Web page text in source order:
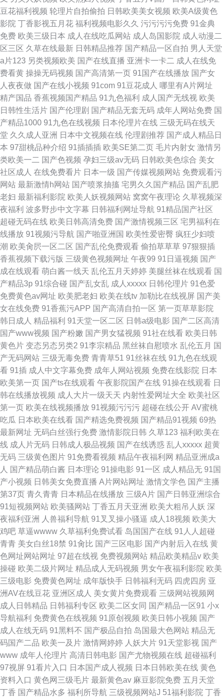
豆花福利视频 轮理片自拍偷拍 日韩欧美美女视频 欧美A级黄色
影院 丁香影视五月花 福利视频电影久久 污污污污免费 91金典
免费 欧美三级日本 成人在线吃瓜网站 成人岛国影院 成人动漫二
区三区 久草在线最新 日韩精品推荐 国产精品一区自拍 男人天堂
a片123 另类视频欧美 国产在线直播 亚洲卡一卡二 成人在线免
费看黄 操操无码视频 国产高清第一页 91国产在线播放 国产女
人夜夜做 国产在线小视频 91com 91豆花成人 哪里有A片网址
精产国品 香蕉视频国产精品 91九色福利 成人国产无线视 欧美
日韩性生活片 国产伦理剧 国产精品无套无码 成年人网站免费 国
产精品1000 91九色在线视频 日本伦理片在线 三级无码在线天
堂 久久成人亚洲 日本中文视频在线 伦理剧推荐 国产成人精品日
本 97甜桃品种介绍 91插插插 欧美SE第二页 毛片内射女 激情另
类欧美一二 国产色视频 孕妇三级av无码 日韩欧美色综合 美女
社区成人 在线免费看片 日本一级 国产传媒视频网站 免费观看污
网站 最新激情h网站 国产喷浆抽搐 宅男久久国产精品 国产乱肥
老妇 最新福利影院 欧美人妖视频网站 窝窝午夜理论 久草视频深
夜福利 波多野步中文字幕 日韩福利网址导航 91精品国产社区
超碰无码在线 欧美日韩高清免费 国产激情视频三区 宅男福利在
线播放 91视频污导航 国产啪亚洲国 欧美性爱密臀 疯狂少妇喷
潮 欧美肏屄一区二区 国产乱伦免费观看 偷拍草草草 97狠狠插
香蕉视频下载污版 三级黄色视频网址 午夜99 91日逼视频 国产
成在线观看 萌白酱一线天 乱伦五月天婷婷 美腿丝袜在线观看 国
产精品3p 91综合碰 国产乱女乱 成人xxxxx 日韩伦理片 91色爱
免费黄色av网址 欧美肥老妇 欧美在线tv 加勒比在线视屏 国产美
女在线免费 91香蕉污APP 国产高清自拍一区 第一页草草影院
韩日成人 精品福利 91天堂一区二区 日韩a级电影 国产二区高清
国产www视频 国产粉嫩 国产男女猛视频 91社在线看 欧美日韩
黄色片 变态另态另类2 91李宗精品 黑丝袜自慰喷水 乱伦五月 国
产无码网站 三级无毒免费 青青草51 91丝袜在线 91九色在线观
看 91插 成人中文字幕免费 成年人网站视频 免费在线影院 日本
欧美第一页 国产ts在线观看 午夜影院国产在线 91操在线观看 日
韩在线播放视频 成人大片一级天天 内射性爱网址大全 欧美社区
第一页 欧美在线视频播放 91视频污污污 超碰在线公开 AV蜜桃
吃瓜 日本欧美在线看 国产精选免费视频 国产精品91视频 69热
最新网址 无码白丝强行免费 激情影院日韩 久草123 福利欧美在
线 成人片无码 日韩成人极品视频 国产在线诱惑 乱人xxxxx 超黄
无码 三级黄色图片 91免费看视频 精品午夜福利网 精品亚洲成a
人 国产精品萌白酱 日本理论 91操电影 91一区 成人精品无 91国
产小视频 日韩美女免费直播 A片网站网址 激情文学色 国产主播
第37页 青久青青 日本精品在线播放 三级A片 国产日韩亚洲综合
91短视频网站 欧美骚网站 丁香五月天亚洲 欧美大粗吊人妖 深
夜福利亚洲
人兽福利导航 91叉叉操小骚逼 成人18视频 欧美大
鸡吧 草逼wwww 久草福利免费试看 岛国国产在线 91人人超碰
青青 美女白丝18禁 91肏比 国产三区电影 国产内射后入在线 黄
色网址网站网址 97超在线视 免费视频网站 精品欧美精品v 欧美
操碰 欧美二级片网址 精品成人无码视频 男女午夜福利影院 欧美
三级电影 免费黄色网址 成年版快手 日韩福利无码 四虎四房 亚
洲AV在线豆花 亚洲区成人 美女黄片免费观看 三级网站视频网
成人日韩精品 日韩福利专区 欧美二区女同 国产精品一区91 小x
导航福利 免费黄色在线视频 91原创视频 欧美日韩小视频 国产
成人在线无码 91黑料不 国产极品自拍 岛国最大色网站 精品无
码国产二品 欧美一及片 激情网婷婷 人妖大片 91天堂影视 国产
www 成年人伦理片 高清日韩电影 国产尤物视频在线 超碰福利
97视屏 91看片入口 日本国产成人视频 日本日韩欧美在线 黄色
资料入口 黄色网三级毛片 最新黄色av 麻豆影院免费 五月天堂
丁香 国产精品水多 福利所导航 三级视频网站J 51福利影院 丁香